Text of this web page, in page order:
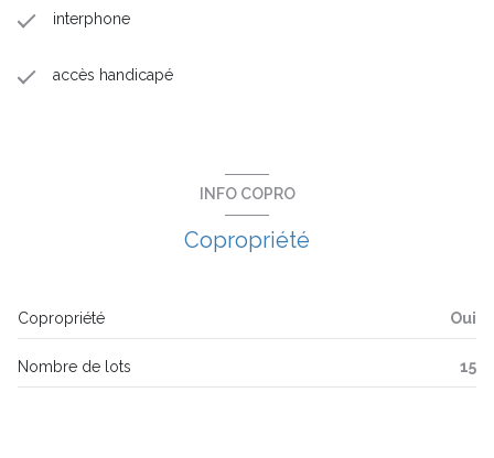
interphone
accès handicapé
INFO COPRO
Copropriété
Copropriété Oui
Nombre de lots 15